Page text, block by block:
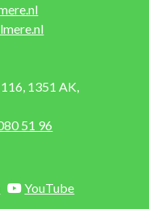
1351 AK,
51 96
YouTube